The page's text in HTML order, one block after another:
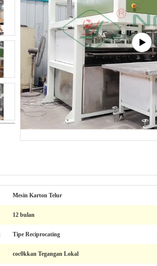
Mesin Karton Telur
12 bulan
Tipe Reciprocating
coc0kkan Tegangan Lokal